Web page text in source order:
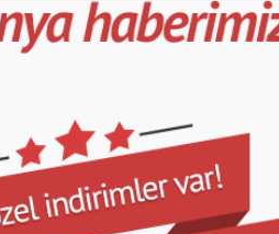
KURUMSAL
İletişim
Sipariş Takibi
Gizlilik ve Kullanım Şartları